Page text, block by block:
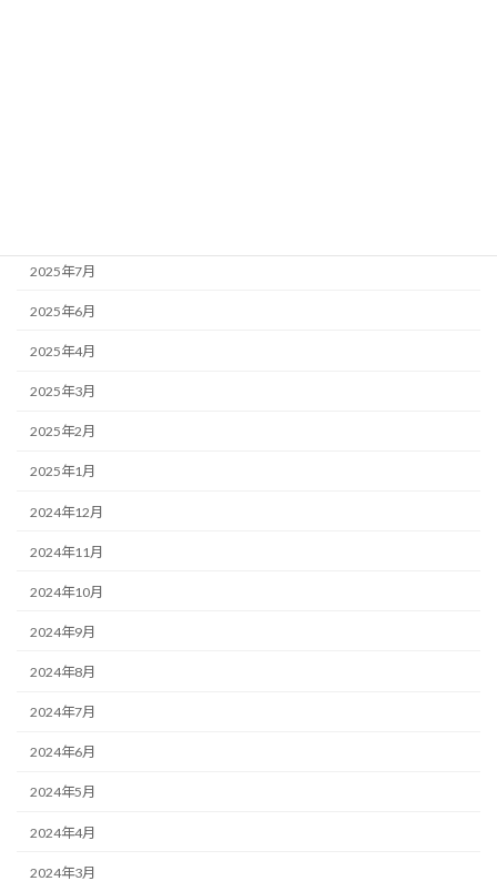
2025年7月
2025年6月
2025年4月
2025年3月
2025年2月
2025年1月
2024年12月
2024年11月
2024年10月
2024年9月
2024年8月
2024年7月
2024年6月
2024年5月
2024年4月
2024年3月